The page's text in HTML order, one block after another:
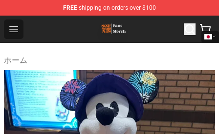
FREE shipping on orders over $100
Open menu
Mickey Mouse Plush Shop - The Best Store of Mickey
ホーム